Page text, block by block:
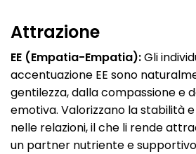
Attrazione
EE (Empatia-Empatia):Gli
accentuazione EE sono
gentilezza, dalla compassione e
emotiva. Valorizzano la stabilità
nelle relazioni, il che li rende
un partner nutriente e